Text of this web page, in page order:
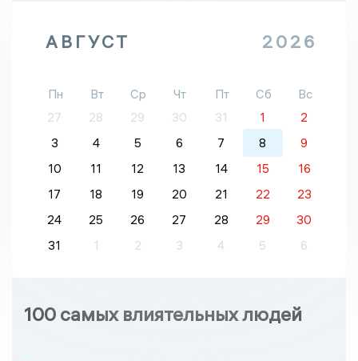
АВГУСТ 2026
Пн Вт Ср Чт Пт Сб
Вс
27
28 29 30 31 1
2
3
4 5 6 7 8
9
10
11 12 13 14 15
16
17
18 19 20 21 22
23
24
25 26 27 28 29
30
31
1 2 3 4 5 6
100 самых влиятельных людей